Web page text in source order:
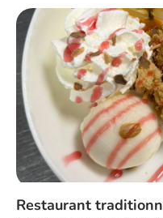
Restaurant